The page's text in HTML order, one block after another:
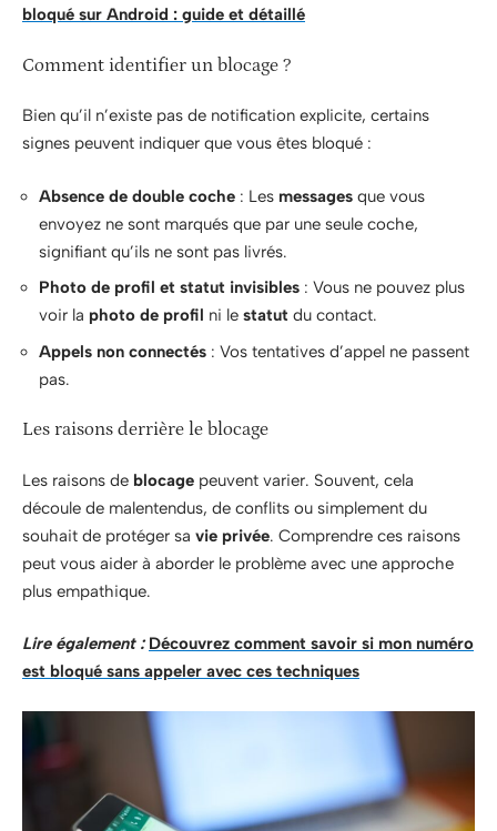
bloqué sur Android : guide et détaillé
Comment identifier un blocage ?
Bien qu’il n’existe pas de notification explicite, certains
signes peuvent indiquer que vous êtes bloqué :
Absence de double coche : Les messages que vous
envoyez ne sont marqués que par une seule coche,
signifiant qu’ils ne sont pas livrés.
Photo de profil et statut invisibles : Vous ne pouvez plus
voir la photo de profil ni le statut du contact.
Appels non connectés : Vos tentatives d’appel ne passent
pas.
Les raisons derrière le blocage
Les raisons de blocage peuvent varier. Souvent, cela
découle de malentendus, de conflits ou simplement du
souhait de protéger sa vie privée. Comprendre ces raisons
peut vous aider à aborder le problème avec une approche
plus empathique.
Lire également : Découvrez comment savoir si mon numéro
est bloqué sans appeler avec ces techniques